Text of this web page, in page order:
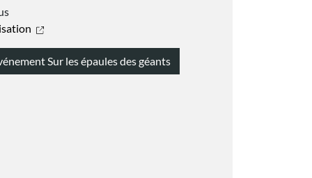
Sur les épaules des géants